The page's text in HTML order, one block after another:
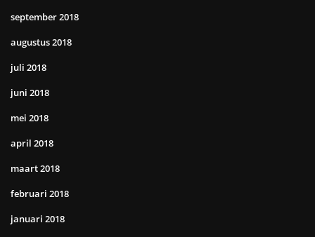
september 2018
augustus 2018
juli 2018
juni 2018
mei 2018
april 2018
maart 2018
februari 2018
januari 2018